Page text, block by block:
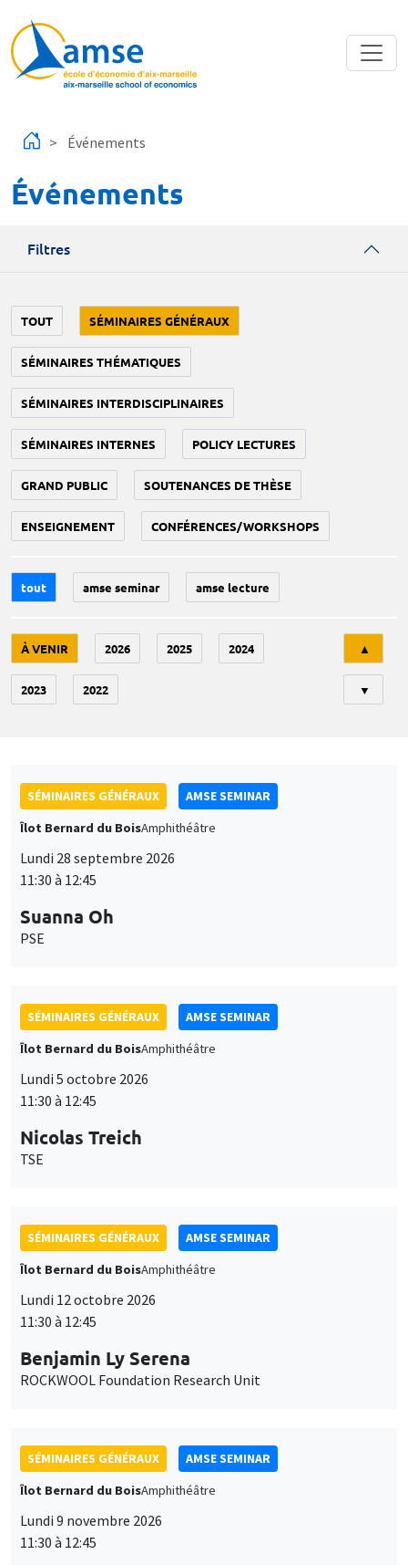
Événements
Événements
Filtres
TOUT SÉMINAIRES GÉNÉRAUX
SÉMINAIRES THÉMATIQUES
SÉMINAIRES INTERDISCIPLINAIRES
SÉMINAIRES INTERNES POLICY LECTURES
GRAND PUBLIC SOUTENANCES DE THÈSE
ENSEIGNEMENT CONFÉRENCES/WORKSHOPS
tout amse seminar amse lecture
À VENIR 2026 2025 2024
2023 2022
▲
▼
SÉMINAIRES GÉNÉRAUX
AMSE SEMINAR
Îlot Bernard du BoisAmphithéâtre
Lundi 28 septembre 2026
11:30 à 12:45
Suanna Oh
PSE
SÉMINAIRES GÉNÉRAUX
AMSE SEMINAR
Îlot Bernard du BoisAmphithéâtre
Lundi 5 octobre 2026
11:30 à 12:45
Nicolas Treich
TSE
SÉMINAIRES GÉNÉRAUX
AMSE SEMINAR
Îlot Bernard du BoisAmphithéâtre
Lundi 12 octobre 2026
11:30 à 12:45
Benjamin Ly Serena
ROCKWOOL Foundation Research Unit
SÉMINAIRES GÉNÉRAUX
AMSE SEMINAR
Îlot Bernard du BoisAmphithéâtre
Lundi 9 novembre 2026
11:30 à 12:45